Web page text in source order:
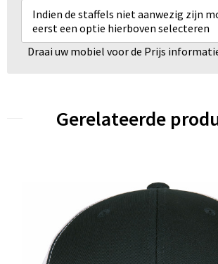
Indien de staffels niet aanwezig zijn
eerst een optie hierboven selecteren
Draai uw mobiel voor de Prijs
Gerelateerde